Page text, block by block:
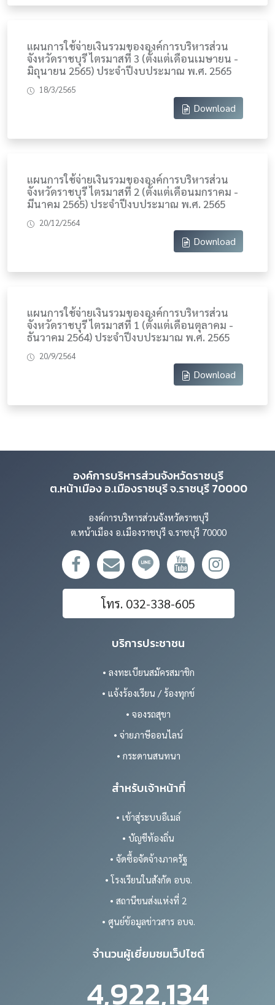
แผนการใช้จ่ายเงินรวมขององค์การบริหารส่วน
จังหวัดราชบุรี ไตรมาสที่ 3 (ตั้งแต่เดือนเมษายน -
มิถุนายน 2565) ประจำปีงบประมาณ พ.ศ. 2565
18/3/2565
Download
แผนการใช้จ่ายเงินรวมขององค์การบริหารส่วน
จังหวัดราชบุรี ไตรมาสที่ 2 (ตั้งแต่เดือนมกราคม -
มีนาคม 2565) ประจำปีงบประมาณ พ.ศ. 2565
20/12/2564
Download
แผนการใช้จ่ายเงินรวมขององค์การบริหารส่วน
จังหวัดราชบุรี ไตรมาสที่ 1 (ตั้งแต่เดือนตุลาคม -
ธันวาคม 2564) ประจำปีงบประมาณ พ.ศ. 2565
20/9/2564
Download
องค์การบริหารส่วนจังหวัดราชบุรี
ต.หน้าเมือง อ.เมืองราชบุรี จ.ราชบุรี 70000
องค์การบริหารส่วนจังหวัดราชบุรี
ต.หน้าเมือง อ.เมืองราชบุรี จ.ราชบุรี 70000
โทร. 032-338-605
บริการประชาชน
• ลงทะเบียนสมัครสมาชิก
• แจ้งร้องเรียน / ร้องทุกข์
• จองรถสุขา
• จ่ายภาษีออนไลน์
• กระดานสนทนา
สำหรับเจ้าหน้าที่
• เข้าสู่ระบบอีเมล์
• บัญชีท้องถิ่น
• จัดซื้อจัดจ้างภาครัฐ
• โรงเรียนในสังกัด อบจ.
• สถานีขนส่งแห่งที่ 2
• ศูนย์ข้อมูลข่าวสาร อบจ.
จำนวนผู้เยี่ยมชมเว็ปไซต์
4,922,134